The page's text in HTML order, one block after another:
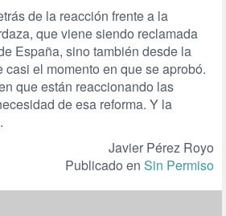
de la reacción frente a la
que viene siendo reclamada
España, sino también desde la
el momento en que se aprobó.
que están reaccionando las
de esa reforma. Y la
Javier Pérez Royo
Publicado en Sin Permiso